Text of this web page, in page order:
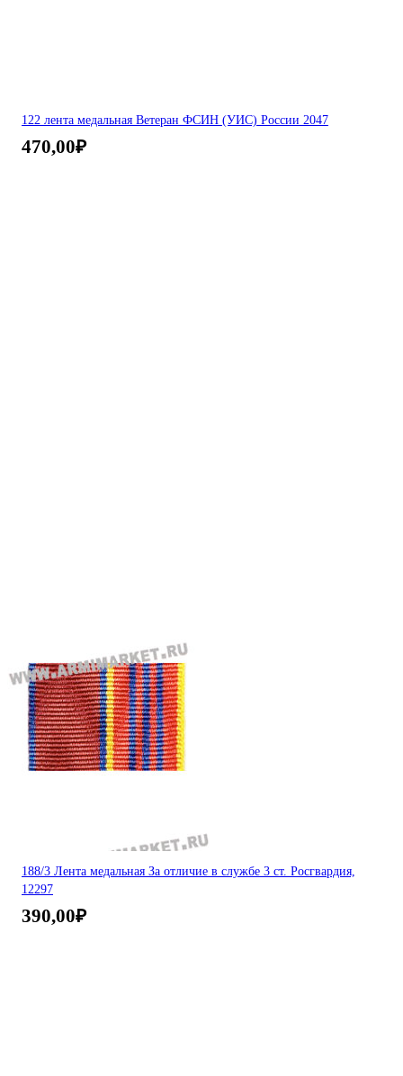
122 лента медальная Ветеран ФСИН (УИС) России 2047
470,00₽
188/3 Лента медальная За отличие в службе 3 ст. Росгвардия,
12297
390,00₽